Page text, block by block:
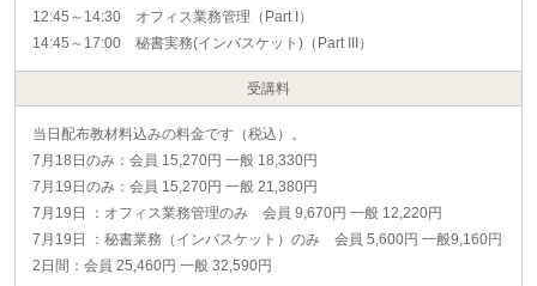
12:45～14:30 オフィス業務管理（Part I）
14:45～17:00 秘書実務(インバスケット)（Part III）
受講料
当日配布教材料込みの料金です（税込）。
7月18日のみ：会員 15,270円 一般 18,330円
7月19日のみ：会員 15,270円 一般 21,380円
7月19日 ：オフィス業務管理のみ 会員 9,670円 一般 12,220円
7月19日 ：秘書業務（インバスケット）のみ 会員 5,600円 一般9,160円
2日間：会員 25,460円 一般 32,590円